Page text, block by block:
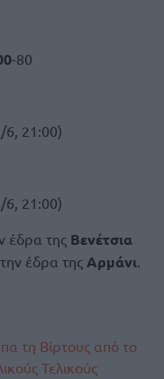
-80
6, 21:00)
6, 21:00)
έδρα της Βενέτσια
έδρα της Αρμάνι
τη Βίρτους από το
Τελικούς